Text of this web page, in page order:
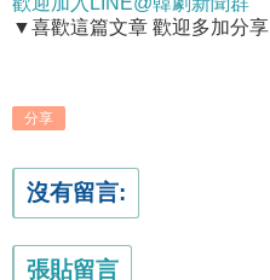
▼喜歡這篇文章 歡迎多加分享
分享
沒有留言:
張貼留言